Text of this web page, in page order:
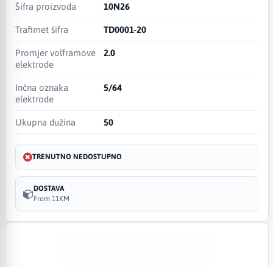
Šifra proizvoda 10N26
Trafimet šifra TD0001-20
Promjer volframove
elektrode
2.0
Inčna oznaka
elektrode
5/64
Ukupna dužina 50
TRENUTNO NEDOSTUPNO
DOSTAVA
From 11KM